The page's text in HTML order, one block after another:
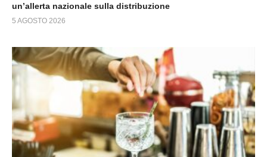
un’allerta nazionale sulla distribuzione
5 AGOSTO 2026